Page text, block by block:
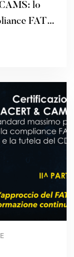
lo
FATF